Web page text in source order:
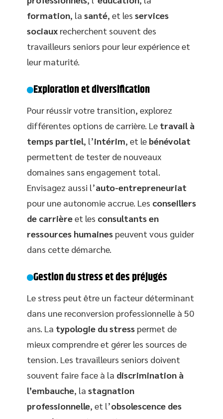
formation, la santé, et les services
sociaux recherchent souvent des
travailleurs seniors pour leur expérience et
leur maturité.
Exploration et diversification
Pour réussir votre transition, explorez
différentes options de carrière. Le travail à
temps partiel, l’intérim, et le bénévolat
permettent de tester de nouveaux
domaines sans engagement total.
Envisagez aussi l’auto-entrepreneuriat
pour une autonomie accrue. Les conseillers
de carrièreet les consultants en
ressources humaines peuvent vous guider
dans cette démarche.
Gestion du stress et des préjugés
Le stress peut être un facteur déterminant
dans une reconversion professionnelle à 50
ans. La typologie du stress permet de
mieux comprendre et gérer les sources de
tension. Les travailleurs seniors doivent
souvent faire face à la discrimination à
l’embauche, la stagnation
professionnelle, et l’obsolescence des